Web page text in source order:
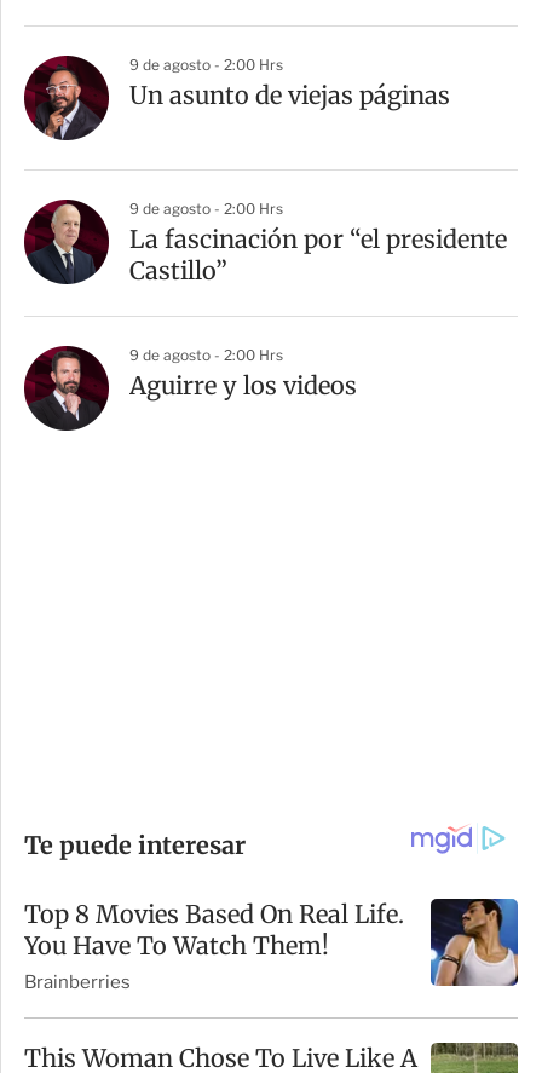
9 de agosto - 2:00 Hrs
Un asunto de viejas páginas
9 de agosto - 2:00 Hrs
La fascinación por “el presidente
Castillo”
9 de agosto - 2:00 Hrs
Aguirre y los videos